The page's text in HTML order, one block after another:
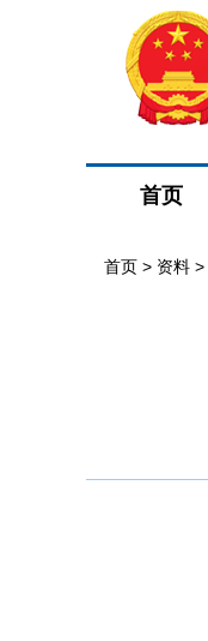
首页
首页 > 资料 >